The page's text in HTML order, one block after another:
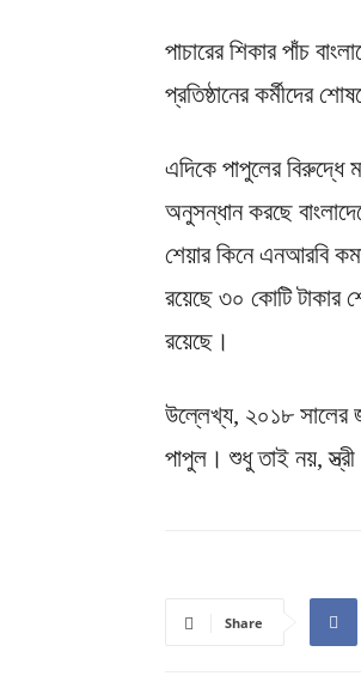
পাচারের শিকার পাঁচ
প্রতিষ্ঠানের কর্মীদের
এদিকে পাপুলের বিরুদ্ধে
অনুসন্ধান করছে
শেয়ার কিনে এনআরবি
রয়েছে ৩০ কোটি টাকার
রয়েছে।
উল্লেখ্য, ২০১৮ সালের
পাপুল। শুধু তাই নয়,
Share